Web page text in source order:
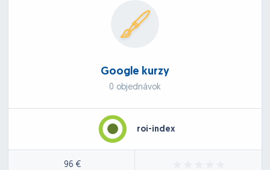
Google kurzy
0 objednávok
roi-index
96 €